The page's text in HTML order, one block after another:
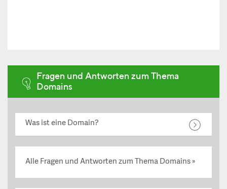
Fragen und Antworten zum Thema
Domains
Was ist eine Domain?
Alle Fragen und Antworten zum Thema Domains